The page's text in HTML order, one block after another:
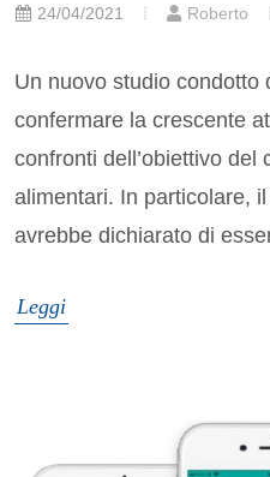
24/04/2021 Roberto
Un nuovo studio condotto
confermare la crescente
confronti dell’obiettivo del
alimentari. In particolare,
avrebbe dichiarato di
Leggi